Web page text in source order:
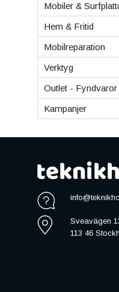
Mobiler &
Hem & Fritid
Mobilreparation
Verktyg
Outlet - Fyndvaror
Kampanjer
Sveavägen
113 46